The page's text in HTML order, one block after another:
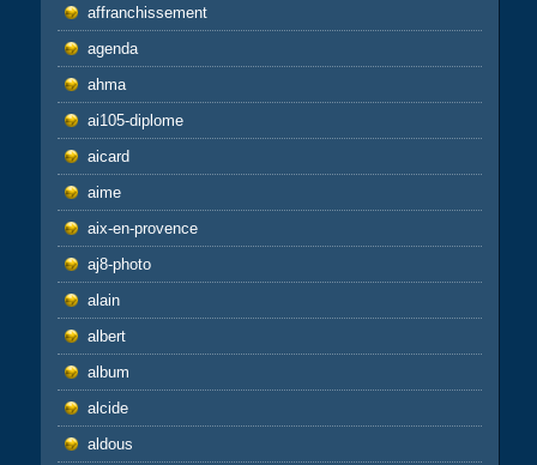
affranchissement
agenda
ahma
ai105-diplome
aicard
aime
aix-en-provence
aj8-photo
alain
albert
album
alcide
aldous